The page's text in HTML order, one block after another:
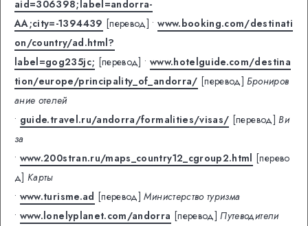
aid=306398;label=andorra-
AA;city=-1394439 [перевод] •www.booking.com/destinati
on/country/ad.html?
label=gog235jc; [перевод] • www.hotelguide.com/destina
tion/europe/principality_of_andorra/ [перевод] Брониров
ание отелей
• guide.travel.ru/andorra/formalities/visas/ [перевод] Ви
за
• www.200stran.ru/maps_country12_cgroup2.html [перево
д] Карты
• www.turisme.ad [перевод] Министерство туризма
• www.lonelyplanet.com/andorra [перевод] Путеводители